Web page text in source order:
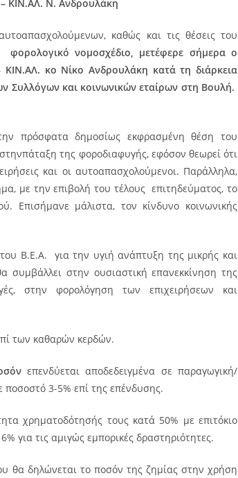
ΚΙΝ.ΑΛ. Ν. Ανδρουλάκη
καθώς και τις θέσεις του
φορολογικό νομοσχέδιο, μετέφερε σήμερα ο
κο Νίκο Ανδρουλάκη κατά τη διάρκεια
Συλλόγων και κοινωνικών εταίρων στη Βουλή.
πρόσφατα δημοσίως εκφρασμένη θέση του
της φοροδιαφυγής, εφόσον θεωρεί ότι
και οι αυτοαπασχολούμενοι. Παράλληλα,
με την επιβολή του τέλους επιτηδεύματος, το
Επισήμανε μάλιστα, τον κίνδυνο κοινωνικής
Β.Ε.Α. για την υγιή ανάπτυξη της μικρής και
συμβάλλει στην ουσιαστική επανεκκίνηση της
στην φορολόγηση των επιχειρήσεων και
των καθαρών κερδών.
επενδύεται αποδεδειγμένα σε παραγωγική/
ποσοστό 3-5% επί της επένδυσης.
χρηματοδότησής τους κατά 50% με επιτόκιο
για τις αμιγώς εμπορικές δραστηριότητες.
θα δηλώνεται το ποσόν της ζημίας στην χρήση